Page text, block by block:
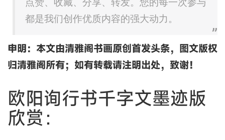
都是我们创作优质内容的强大动力。
申明：本文由清雅阁书画原创首发头条，图文版权
归清雅阁所有；如有转载请注明出处，致谢！
欧阳询行书千字文墨迹版
欣赏：